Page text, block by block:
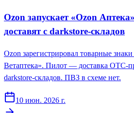
Ozon запускает «Ozon
доставят с darkstore-складов
Ozon зарегистрировал товарные
Ветаптека». Пилот — доставка OTC-
darkstore-складов. ПВЗ в схеме нет.
10 июн. 2026 г.